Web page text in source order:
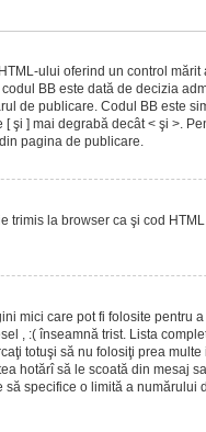
ului oferind un control
BB este dată de decizia
de publicare. Codul BB este
şi ] mai degrabă decât < şi >.
pagina de publicare.
trimis la browser ca şi cod
mici care pot fi folosite pentru
, :( înseamnă trist. Lista
totuşi să nu folosiţi prea
hotărî să le scoată din mesaj
specifice o limită a numărului